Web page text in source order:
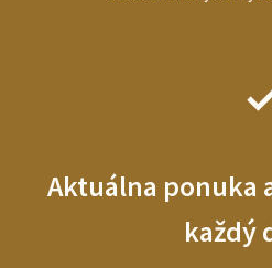
Aktuálna ponuka
každý